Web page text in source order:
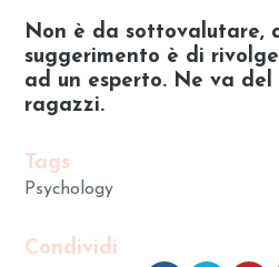
Non è da sottovalutare,
suggerimento è di
ad un esperto. Ne va
ragazzi.
Tags
Psychology
Condividi